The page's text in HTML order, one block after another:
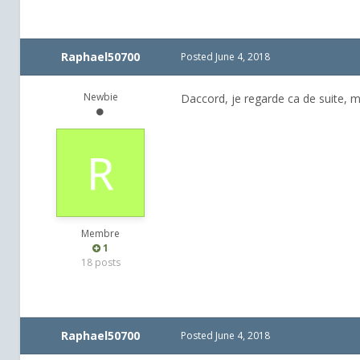
Raphael50700
Newbie
Membre
1
18 posts
Posted June 4, 2018
Daccord, je regarde ca de suite,
Raphael50700 Posted June 4, 2018